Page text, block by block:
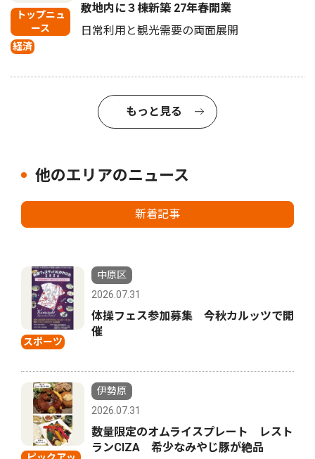
トップニュ
ース
経済
敷地内に３棟新築 27年春開業
日常利用と観光需要の両面展開
もっと見る
他のエリアのニュース
新着記事
スポーツ
中原区
2026.07.31
体操フェス参加募集 今秋カルッツで開
催
伊勢原
2026.07.31
数量限定のオムライスプレート レスト
ランCIZA 希少なみやじ豚が絶品